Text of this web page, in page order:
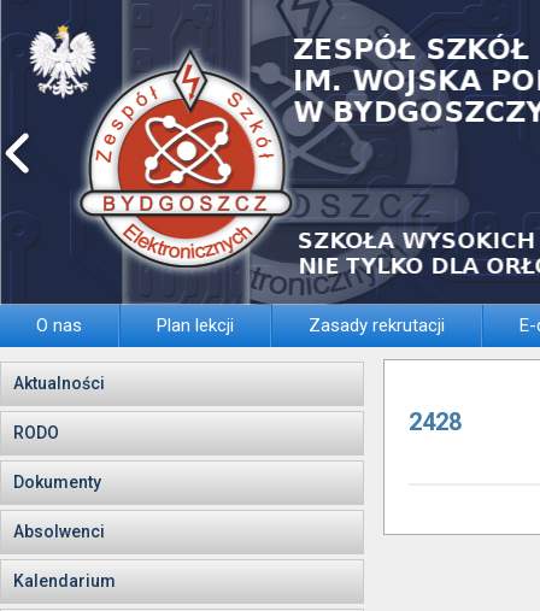
O nas Plan lekcji Zasady rekrutacji
Aktualności
RODO
Dokumenty
Absolwenci
Kalendarium
2428